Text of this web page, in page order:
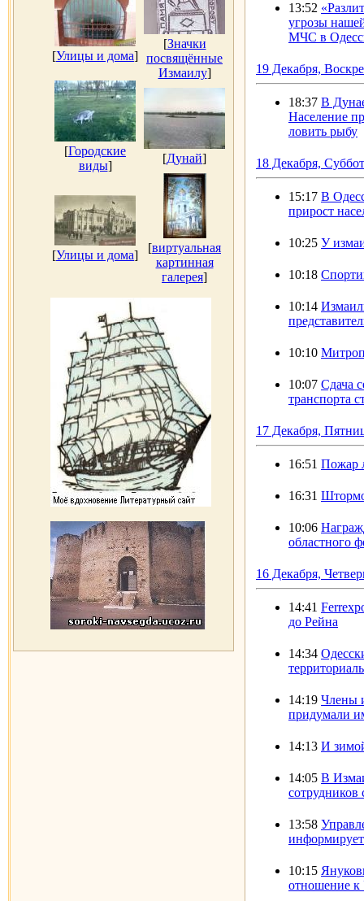
[Улицы и дома]
[Значки
посвящённые
Измаилу]
[Городские
виды]
[Дунай]
[Улицы и дома]
[виртуальная
картинная
галерея]
13:52
угрозы
МЧС в
19 Декабря,
18:37 В
Население
ловить рыбу
18 Декабря,
15:17 В
прирост
10:25 У
10:18
10:14
10:10
10:07 Сдача
транспорта
17 Декабря,
16:51 Пожар
16:31
10:06
областного
16 Декабря,
14:41
до Рейна
14:34
14:19 Члены
придумали
14:13 И
14:05 В
сотрудников
13:58
информирует
10:15
отношение к